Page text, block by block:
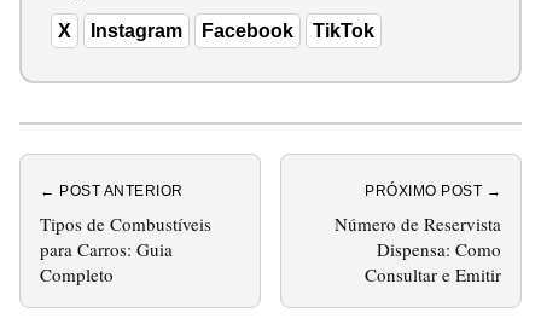
X Instagram Facebook TikTok
← POST ANTERIOR
Tipos de Combustíveis
para Carros: Guia
Completo
PRÓXIMO POST →
Número de Reservista
Dispensa: Como
Consultar e Emitir